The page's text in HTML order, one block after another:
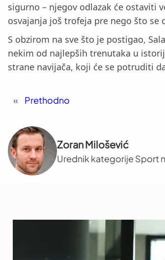
sigurno – njegov odlazak će ostaviti
osvajanja još trofeja pre nego što se
S obzirom na sve što je postigao,
nekim od najlepših trenutaka u
strane navijača, koji će se potruditi
« Prethodno
Zoran Milošević
Urednik kategorije Sport